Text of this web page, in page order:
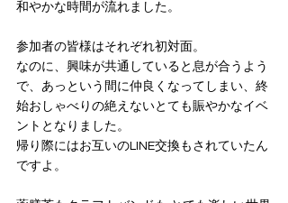
和やかな時間が流れました。
参加者の皆様はそれぞれ初対面。
なのに、興味が共通していると息が合うよう
で、あっという間に仲良くなってしまい、終
始おしゃべりの絶えないとても賑やかなイベ
ントとなりました。
帰り際にはお互いのLINE交換もされていたん
ですよ。